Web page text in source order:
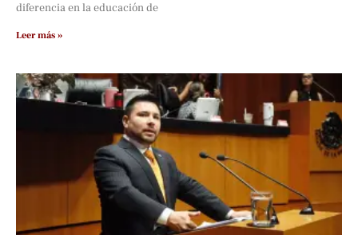
diferencia en la educación de
Leer más »